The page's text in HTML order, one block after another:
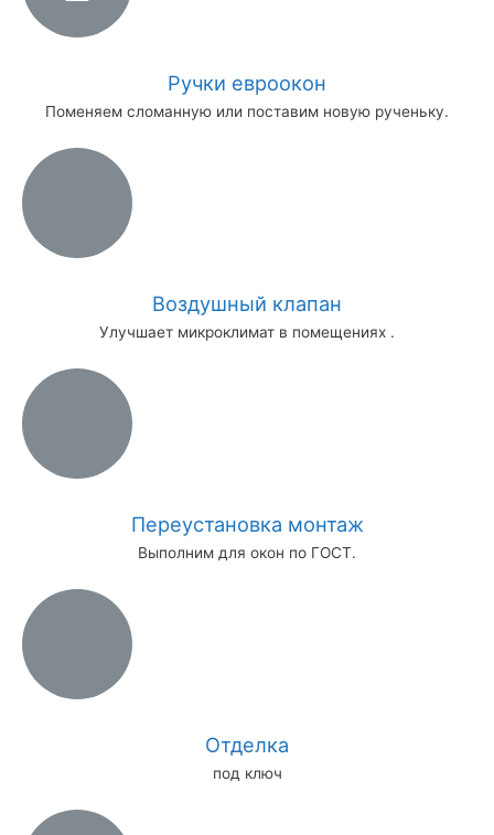
Ручки евроокон
Поменяем сломанную или поставим новую рученьку.
Воздушный клапан
Улучшает микроклимат в помещениях .
Переустановка монтаж
Выполним для окон по ГОСТ.
Отделка
под ключ